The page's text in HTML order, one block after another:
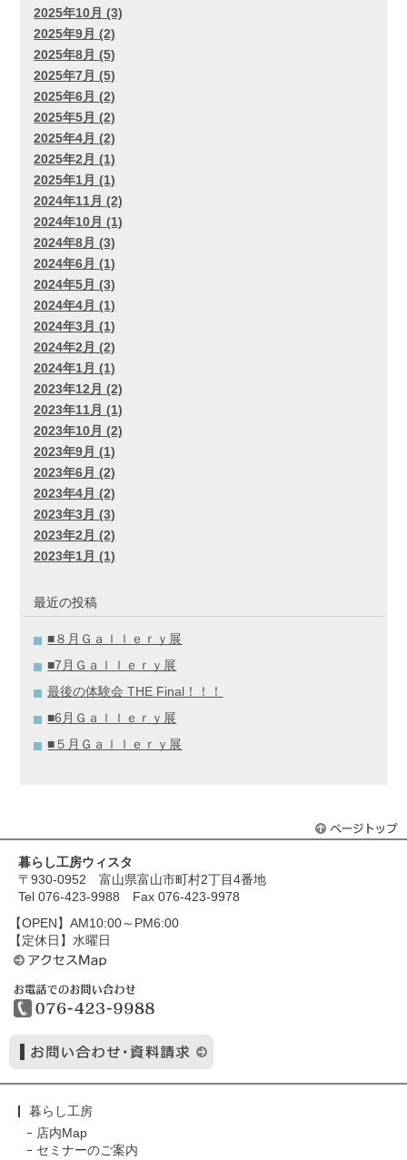
2025年10月 (3)
2025年9月 (2)
2025年8月 (5)
2025年7月 (5)
2025年6月 (2)
2025年5月 (2)
2025年4月 (2)
2025年2月 (1)
2025年1月 (1)
2024年11月 (2)
2024年10月 (1)
2024年8月 (3)
2024年6月 (1)
2024年5月 (3)
2024年4月 (1)
2024年3月 (1)
2024年2月 (2)
2024年1月 (1)
2023年12月 (2)
2023年11月 (1)
2023年10月 (2)
2023年9月 (1)
2023年6月 (2)
2023年4月 (2)
2023年3月 (3)
2023年2月 (2)
2023年1月 (1)
最近の投稿
■８月Ｇａｌｌｅｒｙ展
■7月Ｇａｌｌｅｒｙ展
最後の体験会 THE Final！！！
■6月Ｇａｌｌｅｒｙ展
■５月Ｇａｌｌｅｒｙ展
暮らし工房ウィスタ
〒930-0952 富山県富山市町村2丁目4番地
Tel 076-423-9988 Fax 076-423-9978
【OPEN】AM10:00～PM6:00
【定休日】水曜日
暮らし工房
店内Map
セミナーのご案内